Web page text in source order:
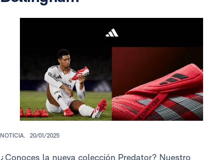
NOTICIA. 20/01/2025
¿Conoces la nueva colección Predator? Nuestro